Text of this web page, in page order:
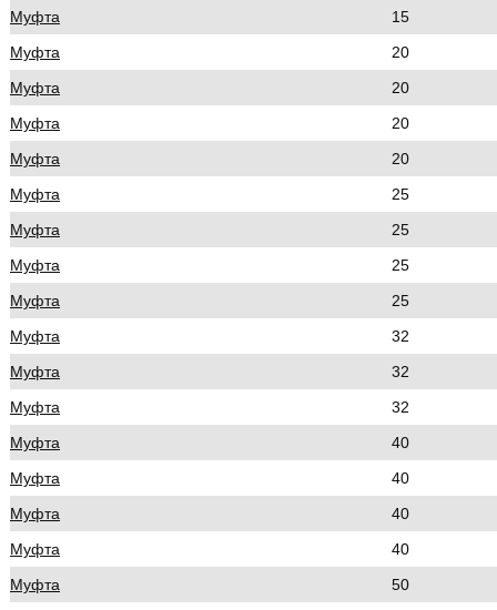
Муфта
15
Муфта
20
Муфта
20
Муфта
20
Муфта
20
Муфта
25
Муфта
25
Муфта
25
Муфта
25
Муфта
32
Муфта
32
Муфта
32
Муфта
40
Муфта
40
Муфта
40
Муфта
40
Муфта
50